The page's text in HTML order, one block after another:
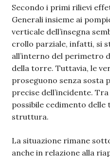
Secondo i primi rilievi
Generali insieme ai
verticale dell’insegna
crollo parziale, infatti, si
all’interno del perimetro
della torre. Tuttavia, le
proseguono senza sosta
precise dell’incidente.
possibile cedimento delle
struttura.
La situazione rimane
anche in relazione alla